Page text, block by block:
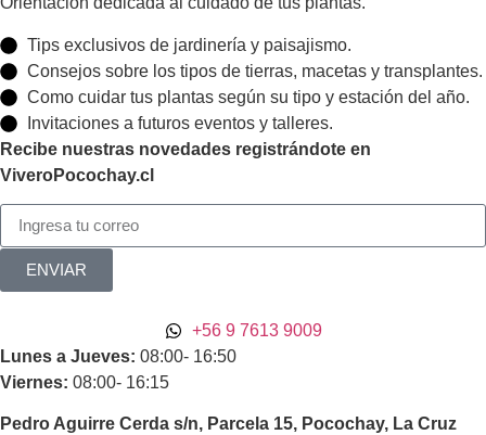
Tips exclusivos de jardinería y paisajismo.
Consejos sobre los tipos de tierras, macetas y transplantes.
Como cuidar tus plantas según su tipo y estación del año.
Invitaciones a futuros eventos y talleres.
Recibe nuestras novedades registrándote en
ViveroPocochay.cl
ENVIAR
+56 9 7613 9009
Lunes a Jueves: 08:00- 16:50
Viernes: 08:00- 16:15
Pedro Aguirre Cerda s/n, Parcela 15, Pocochay, La Cruz